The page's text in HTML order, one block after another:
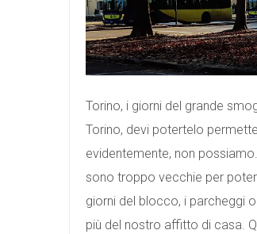
Torino, i giorni del grande
Torino, devi potertelo
evidentemente, non
sono troppo vecchie per
giorni del blocco, i parcheggi
più del nostro affitto di casa.